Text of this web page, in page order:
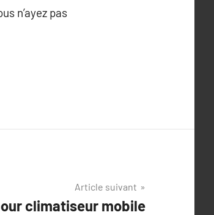
n’ayez pas
Article suivant
climatiseur mobile